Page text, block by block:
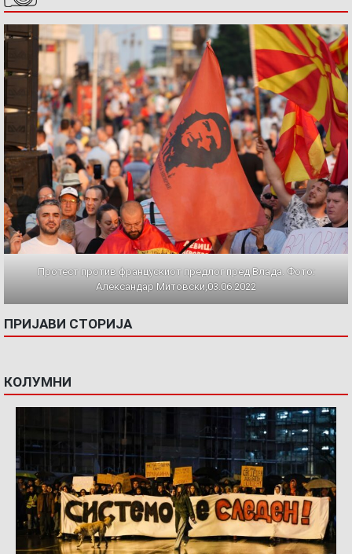
Протест против францускиот предлог пред Влада. Фото:
Александар Митовски,03.06.2022
ПРИЈАВИ СТОРИЈА
КОЛУМНИ